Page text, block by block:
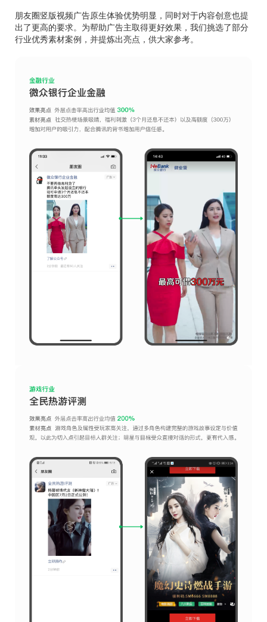
朋友圈竖版视频广告原生体验优势明显，同时对于内容创意也提
出了更高的要求。为帮助广告主取得更好效果，我们挑选了部分
行业优秀素材案例，并提炼出亮点，供大家参考。